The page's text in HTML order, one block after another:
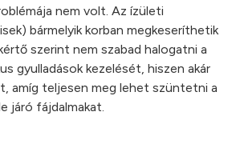
nem volt. Az ízületi
bármelyik korban megkeseríthetik
szerint nem szabad halogatni a
gyulladások kezelését, hiszen akár
amíg teljesen meg lehet szüntetni a
járó fájdalmakat.